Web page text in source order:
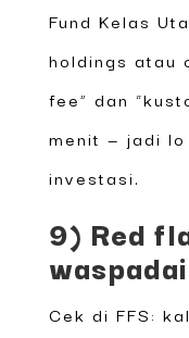
Fund Kelas
holdings atau
fee” dan
menit — jadi lo
investasi.
9) Red
Cek di FFS: